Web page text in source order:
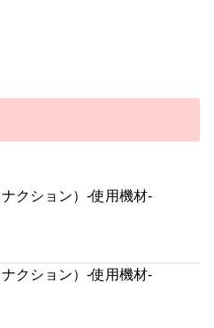
クション）-使用機材-
クション）-使用機材-